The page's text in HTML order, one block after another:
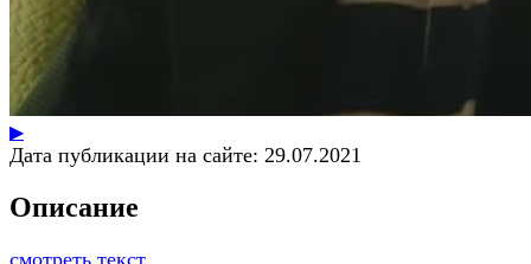
▶
Дата публикации на сайте: 29.07.2021
Описание
смотреть текст